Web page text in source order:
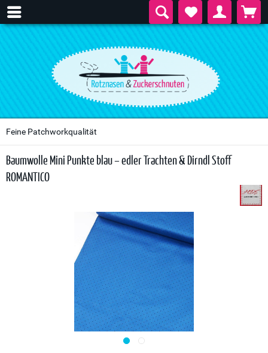
Feine Patchworkqualität
Baumwolle Mini Punkte blau – edler Trachten & Dirndl Stoff
ROMANTICO